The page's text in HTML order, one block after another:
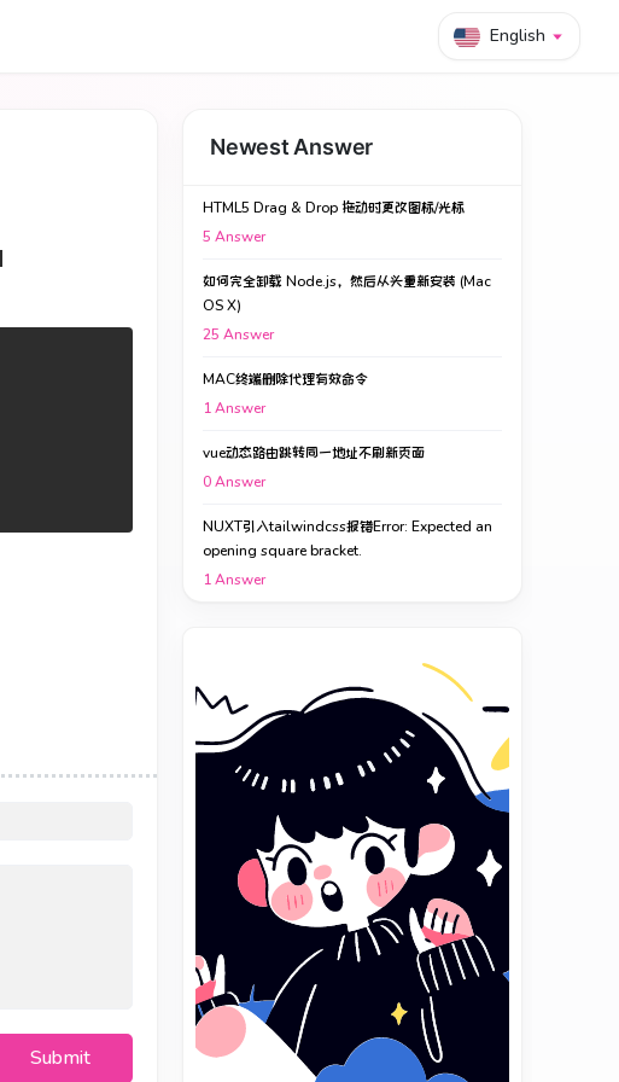
English
Submit
Newest Answer
HTML5 Drag & Drop 拖动时更改图标/光标
5 Answer
如何完全卸载 Node.js，然后从头重新安装 (Mac
OS X)
25 Answer
MAC终端删除代理有效命令
1Answer
vue动态路由跳转同一地址不刷新页面
0Answer
NUXT引入tailwindcss报错Error: Expected an
opening square bracket.
1Answer